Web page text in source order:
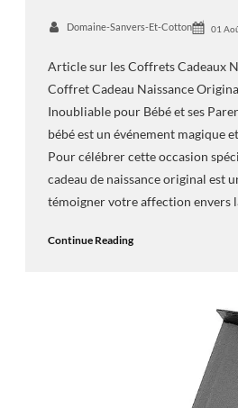
Domaine-Sanvers-Et-Cotton 01
Article sur les Coffrets Cadeaux
Coffret Cadeau Naissance
Inoubliable pour Bébé et ses
bébé est un événement magique
Pour célébrer cette occasion
cadeau de naissance original est
témoigner votre affection envers
Continue Reading